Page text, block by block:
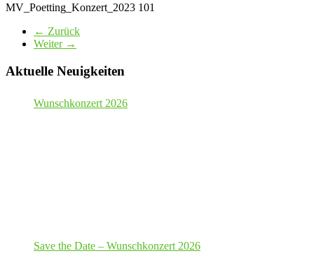
MV_Poetting_Konzert_2023 101
← Zurück
Weiter →
Aktuelle Neuigkeiten
Wunschkonzert 2026
Save the Date – Wunschkonzert 2026